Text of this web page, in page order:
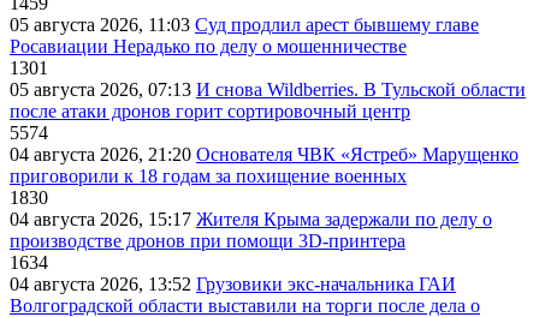
05 августа 2026, 11:03 Суд продлил арест бывшему главе
Росавиации Нерадько по делу о мошенничестве
1301
05 августа 2026, 07:13 И снова Wildberries. В Тульской области
после атаки дронов горит сортировочный центр
5574
04 августа 2026, 21:20 Основателя ЧВК «Ястреб» Марущенко
приговорили к 18 годам за похищение военных
1830
04 августа 2026, 15:17 Жителя Крыма задержали по делу о
производстве дронов при помощи 3D‑принтера
1634
04 августа 2026, 13:52 Грузовики экс-начальника ГАИ
Волгоградской области выставили на торги после дела о